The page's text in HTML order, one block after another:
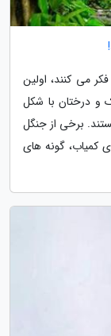
می کنند، اولین
و درختان با شکل
برخی از جنگل
کمیاب، گونه های